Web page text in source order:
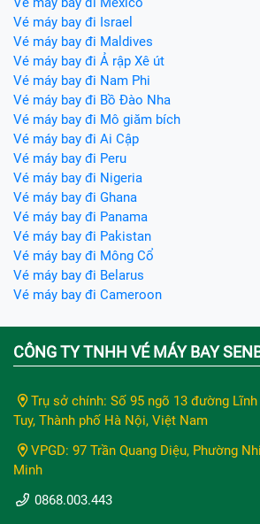
Vé máy bay đi Israel
Vé máy bay đi Maldives
Vé máy bay đi Ả rập Xê út
Vé máy bay đi Nam Phi
Vé máy bay đi Bồ Đào Nha
Vé máy bay đi Mô giăm bích
Vé máy bay đi Ai Cập
Vé máy bay đi Peru
Vé máy bay đi Nigeria
Vé máy bay đi Ghana
Vé máy bay đi Panama
Vé máy bay đi Pakistan
Vé máy bay đi Mông Cổ
Vé máy bay đi Belarus
Vé máy bay đi Cameroon
CÔNG TY TNHH VÉ MÁY BAY
Trụ sở chính: Số 95 ngõ 13 đường
Tuy, Thành phố Hà Nội, Việt Nam
VPGD: 97 Trần Quang Diệu, Phường
Minh
0868.003.443